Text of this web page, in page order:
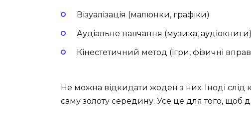
Візуалізація (малюнки, графіки)
Аудіальне навчання (музика, аудіокниги)
Кінестетичний метод (ігри, фізичні
Не можна відкидати жоден з них. Іноді слід
саму золоту середину. Усе це для того, щоб